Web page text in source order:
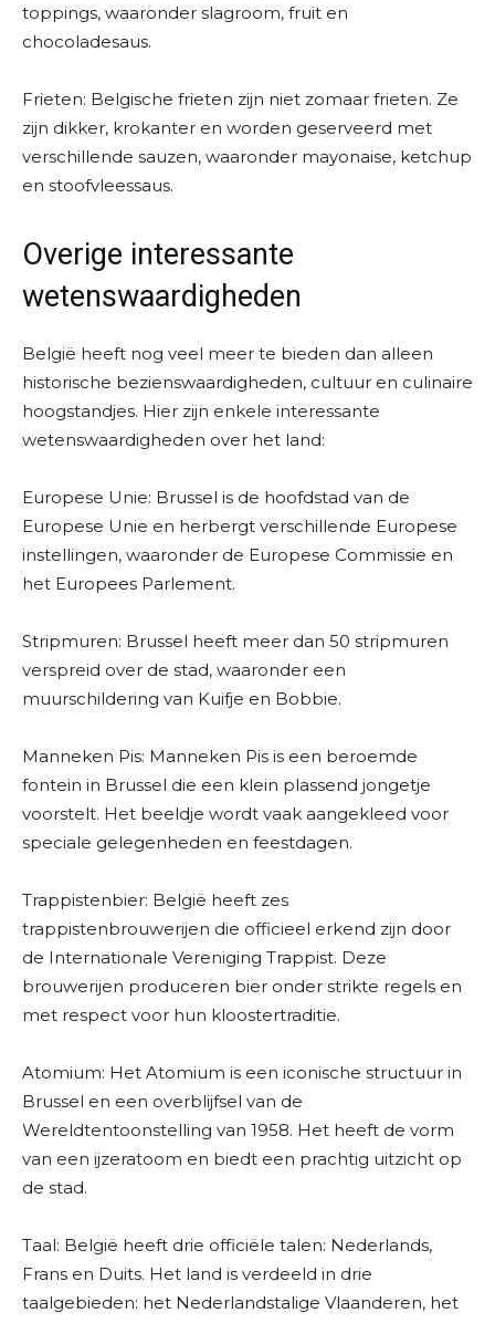
toppings, waaronder slagroom, fruit en
chocoladesaus.
Frieten: Belgische frieten zijn niet zomaar frieten. Ze
zijn dikker, krokanter en worden geserveerd met
verschillende sauzen, waaronder mayonaise, ketchup
en stoofvleessaus.
Overige interessante
wetenswaardigheden
België heeft nog veel meer te bieden dan alleen
historische bezienswaardigheden, cultuur en culinaire
hoogstandjes. Hier zijn enkele interessante
wetenswaardigheden over het land:
Europese Unie: Brussel is de hoofdstad van de
Europese Unie en herbergt verschillende Europese
instellingen, waaronder de Europese Commissie en
het Europees Parlement.
Stripmuren: Brussel heeft meer dan 50 stripmuren
verspreid over de stad, waaronder een
muurschildering van Kuifje en Bobbie.
Manneken Pis: Manneken Pis is een beroemde
fontein in Brussel die een klein plassend jongetje
voorstelt. Het beeldje wordt vaak aangekleed voor
speciale gelegenheden en feestdagen.
Trappistenbier: België heeft zes
trappistenbrouwerijen die officieel erkend zijn door
de Internationale Vereniging Trappist. Deze
brouwerijen produceren bier onder strikte regels en
met respect voor hun kloostertraditie.
Atomium: Het Atomium is een iconische structuur in
Brussel en een overblijfsel van de
Wereldtentoonstelling van 1958. Het heeft de vorm
van een ijzeratoom en biedt een prachtig uitzicht op
de stad.
Taal: België heeft drie officiële talen: Nederlands,
Frans en Duits. Het land is verdeeld in drie
taalgebieden: het Nederlandstalige Vlaanderen, het